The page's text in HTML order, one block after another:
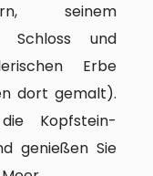
seinem
Schloss und
Erbe
dort gemalt).
Kopfstein-
genießen Sie